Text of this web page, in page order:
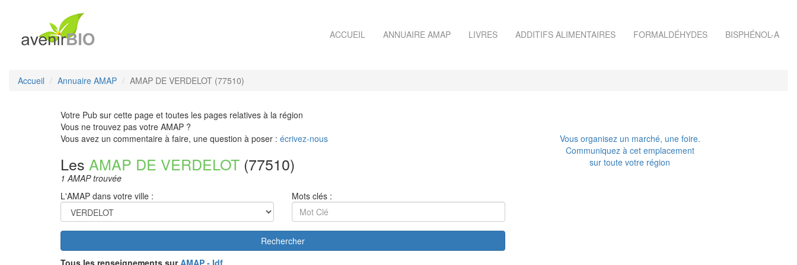
ACCUEIL ANNUAIRE AMAP LIVRES ADDITIFS ALIMENTAIRES FORMALDÉHYDES BISPHÉNOL-A
Accueil Annuaire AMAP AMAP DE VERDELOT (77510)
Votre Pub sur cette page et toutes les pages relatives à la région
Vous ne trouvez pas votre AMAP ?
Vous avez un commentaire à faire, une question à poser : écrivez-nous
Les AMAP DE VERDELOT (77510)
1 AMAP trouvée
L'AMAP dans votre ville :
Mots clés :
Rechercher
Tous les renseignements surAMAP - Idf
Vous organisez un marché, une foire.
Communiquez à cet emplacement
sur toute votre région